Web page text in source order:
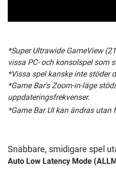
*Super Ultrawide GameView
vissa PC- och konsolspel som
*Vissa spel kanske inte stöder
*Game Bar's Zoom-in-läge
uppdateringsfrekvenser.
*Game Bar UI kan ändras utan
Snabbare, smidigare spel
Auto Low Latency Mode